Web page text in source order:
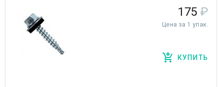
175 ₽
Цена за 1 упак.
КУПИТЬ